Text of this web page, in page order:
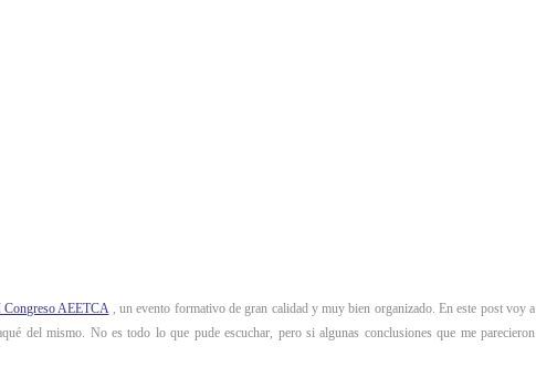
AEETCA, un evento formativo de gran calidad y muy bien organizado. En este post voy a
del mismo. No es todo lo que pude escuchar, pero si algunas conclusiones que me parecieron